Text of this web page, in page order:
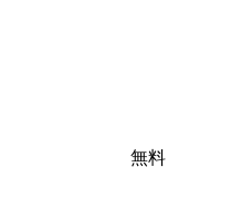
無料